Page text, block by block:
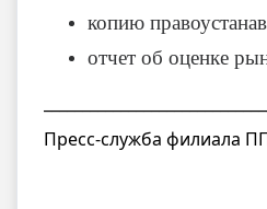
копию
отчет об оценке
Пресс-служба филиала